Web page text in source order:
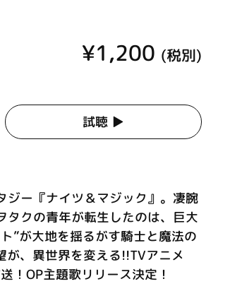
¥1,200 (税別)
試聴 ▶︎
ジー『ナイツ＆マジック』。凄腕
タクの青年が転生したのは、巨大
”が大地を揺るがす騎士と魔法の
、異世界を変える!!TVアニメ
！OP主題歌リリース決定！